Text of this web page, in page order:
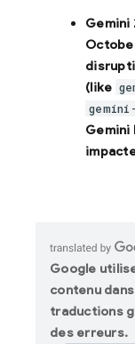
Gemini
(like
Gemini
Google
contenu
traductions
des erreurs.